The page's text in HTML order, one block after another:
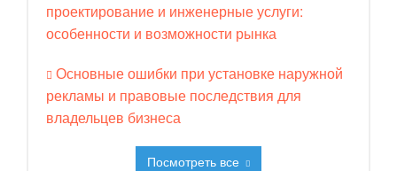
проектирование и инженерные услуги:
особенности и возможности рынка
Основные ошибки при установке наружной
рекламы и правовые последствия для
владельцев бизнеса
Посмотреть все